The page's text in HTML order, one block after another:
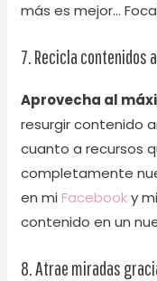
más es mejor…
7. Recicla contenidos
Aprovecha al
resurgir contenido
cuanto a recursos
completamente
en miFacebooky
contenido en un
8. Atrae miradas